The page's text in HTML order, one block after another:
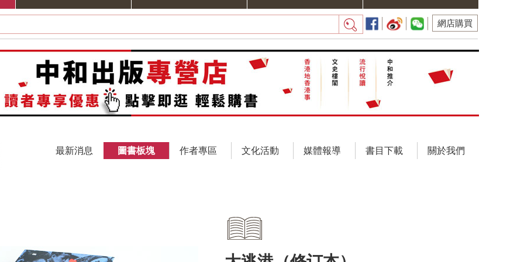
網店購買
最新消息 圖書板塊 作者專區 文化活動 媒體報導 書目下載 關於我們